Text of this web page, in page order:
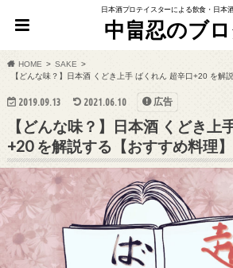
日本酒プロテイスターによる飲食・日本
中畠忍のブ
HOME
SAKE
【どんな味？】日本酒 くどき上手 ばくれん 超辛口+20 を解
2019.09.13 2021.06.10 広告
【どんな味？】日本酒 くどき上
+20 を解説する【おすすめ料理】